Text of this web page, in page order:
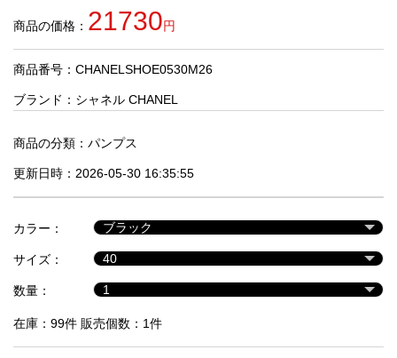
人
気
商
セ
ル
品
商品の価格： 21730円
商品番号：CHANELSHOE0530M26
ブランド： シャネル CHANEL
商品の分類： パンプス
更新日時：2026-05-30 16:35:55
カラー：
サイズ：
数量：
在庫：99件 販売個数：1件